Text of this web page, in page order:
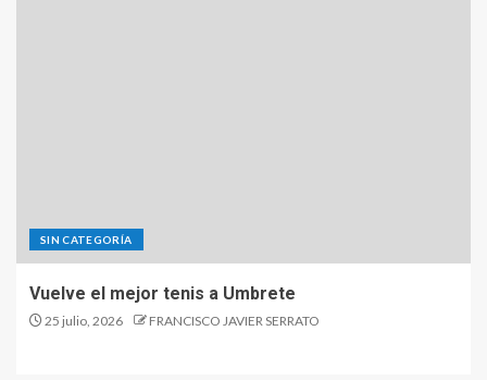
SIN CATEGORÍA
Vuelve el mejor tenis a Umbrete
25 julio, 2026 FRANCISCO JAVIER SERRATO